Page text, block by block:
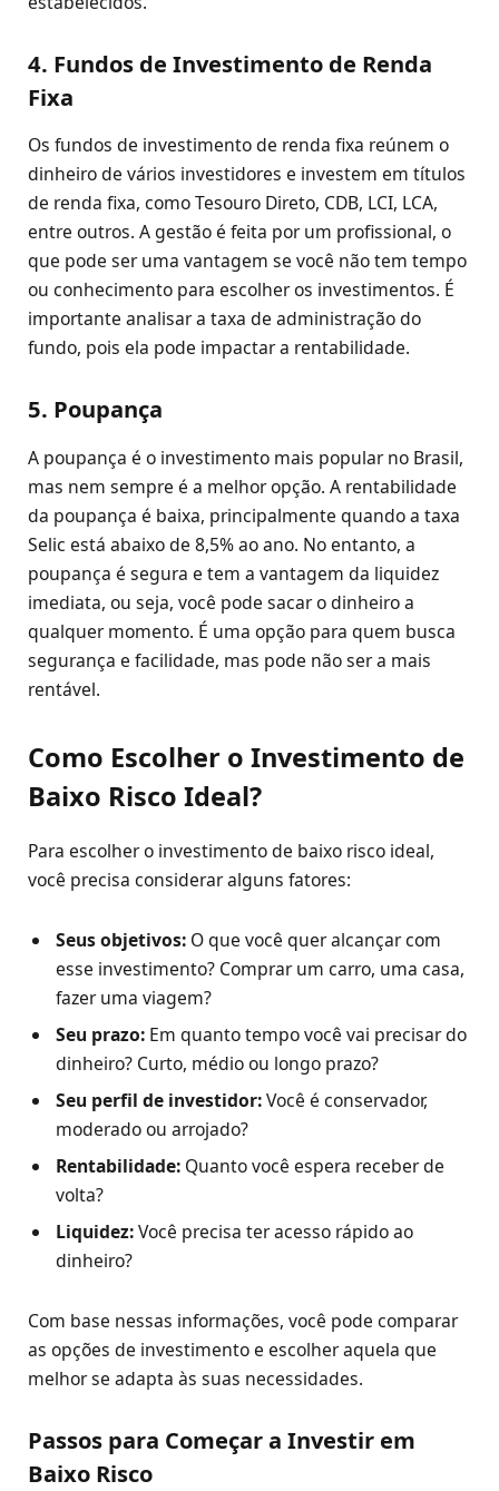
4. Fundos de Investimento de Renda
Fixa
Os fundos de investimento de renda fixa reúnem o
dinheiro de vários investidores e investem em títulos
de renda fixa, como Tesouro Direto, CDB, LCI, LCA,
entre outros. A gestão é feita por um profissional, o
que pode ser uma vantagem se você não tem tempo
ou conhecimento para escolher os investimentos. É
importante analisar a taxa de administração do
fundo, pois ela pode impactar a rentabilidade.
5. Poupança
A poupança é o investimento mais popular no Brasil,
mas nem sempre é a melhor opção. A rentabilidade
da poupança é baixa, principalmente quando a taxa
Selic está abaixo de 8,5% ao ano. No entanto, a
poupança é segura e tem a vantagem da liquidez
imediata, ou seja, você pode sacar o dinheiro a
qualquer momento. É uma opção para quem busca
segurança e facilidade, mas pode não ser a mais
rentável.
Como Escolher o Investimento de
Baixo Risco Ideal?
Para escolher o investimento de baixo risco ideal,
você precisa considerar alguns fatores:
Seus objetivos: O que você quer alcançar com
esse investimento? Comprar um carro, uma casa,
fazer uma viagem?
Seu prazo: Em quanto tempo você vai precisar do
dinheiro? Curto, médio ou longo prazo?
Seu perfil de investidor:Você é conservador,
moderado ou arrojado?
Rentabilidade: Quanto você espera receber de
volta?
Liquidez:Você precisa ter acesso rápido ao
dinheiro?
Com base nessas informações, você pode comparar
as opções de investimento e escolher aquela que
melhor se adapta às suas necessidades.
Passos para Começar a Investir em
Baixo Risco